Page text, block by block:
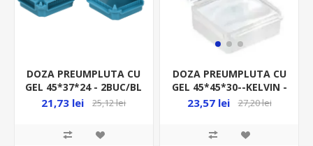
DOZA PREUMPLUTA CU
GEL 45*37*24 - 2BUC/BL
ALBASTRA OR-SZ-
21,73 lei 25,12 lei
DOZA PREUMPLUTA CU
GEL 45*45*30--KELVIN -
LA BUCATA, 44-
23,57 lei 27,20 lei